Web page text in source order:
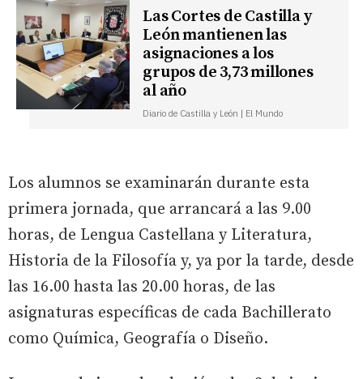
Las Cortes de Castilla y
León mantienen las
asignaciones a los
grupos de 3,73 millones
al año
Diario de Castilla y León | El Mundo
Los alumnos se examinarán durante esta
primera jornada, que arrancará a las 9.00
horas, de Lengua Castellana y Literatura,
Historia de la Filosofía y, ya por la tarde, desde
las 16.00 hasta las 20.00 horas, de las
asignaturas específicas de cada Bachillerato
como Química, Geografía o Diseño.